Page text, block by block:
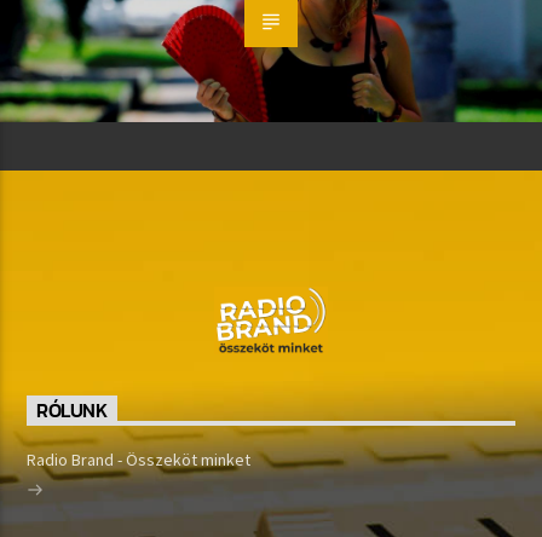
RÓLUNK
Radio Brand - Összeköt minket